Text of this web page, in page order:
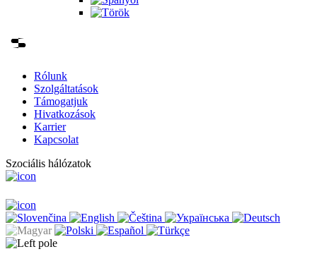
Rólunk
Szolgáltatások
Támogatjuk
Hivatkozások
Karrier
Kapcsolat
Szociális hálózatok